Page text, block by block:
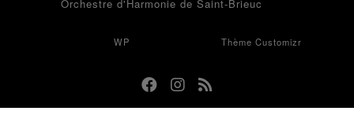
Orchestre d'Harmonie de Saint-Brieuc
WP Thème Customizr